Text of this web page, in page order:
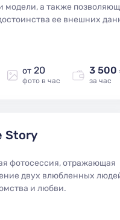
модели, а также
ее внешних
от 20
фото в час
3 500
за час
Story
фотосессия, отражающая
двух влюбленных
и любви.